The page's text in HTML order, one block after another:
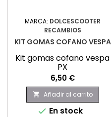
MARCA: DOLCESCOOTER
RECAMBIOS
KIT GOMAS COFANO VESPA
Kit gomas cofano vespa
PX
Precio
6,50 €
 Añadir al carrito
 En stock